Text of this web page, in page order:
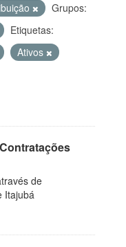
Grupos:
Etiquetas:
Ativos
de
Itajubá